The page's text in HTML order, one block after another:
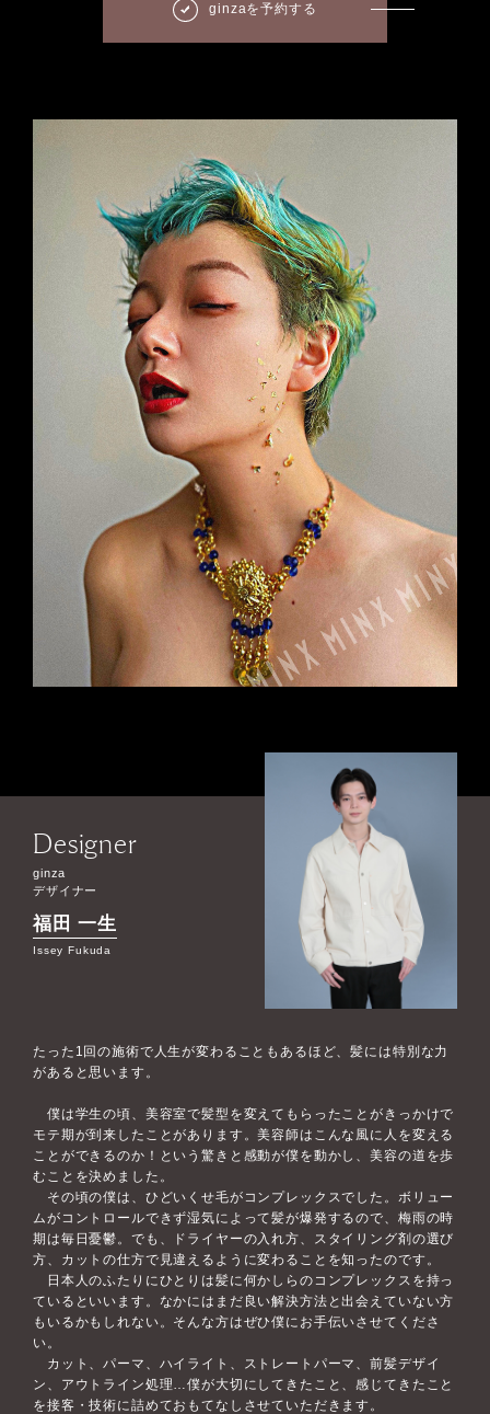
ginzaを予約する
Designer
ginza
デザイナー
福田 一生
Issey Fukuda
たった1回の施術で人生が変わることもあるほど、髪には特別な力
があると思います。
僕は学生の頃、美容室で髪型を変えてもらったことがきっかけで
モテ期が到来したことがあります。美容師はこんな風に人を変える
ことができるのか！という驚きと感動が僕を動かし、美容の道を歩
むことを決めました。
その頃の僕は、ひどいくせ毛がコンプレックスでした。ボリュー
ムがコントロールできず湿気によって髪が爆発するので、梅雨の時
期は毎日憂鬱。でも、ドライヤーの入れ方、スタイリング剤の選び
方、カットの仕方で見違えるように変わることを知ったのです。
日本人のふたりにひとりは髪に何かしらのコンプレックスを持っ
ているといいます。なかにはまだ良い解決方法と出会えていない方
もいるかもしれない。そんな方はぜひ僕にお手伝いさせてくださ
い。
カット、パーマ、ハイライト、ストレートパーマ、前髪デザイ
ン、アウトライン処理…僕が大切にしてきたこと、感じてきたこと
を接客・技術に詰めておもてなしさせていただきます。